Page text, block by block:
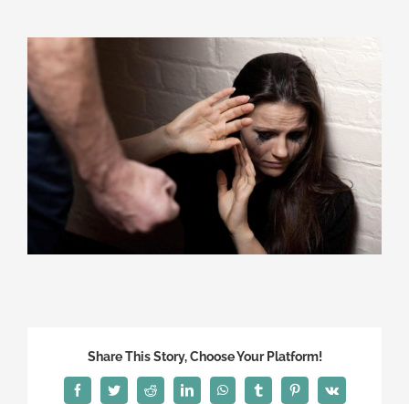
Share This Story, Choose Your Platform!
FacebookTwitterReddit LinkedInWhatsAppTumblrPinterest
Vk